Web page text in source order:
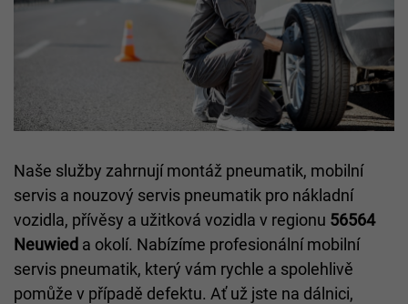
Naše služby zahrnují montáž pneumatik, mobilní
servis a nouzový servis pneumatik pro nákladní
vozidla, přívěsy a užitková vozidla v regionu 56564
Neuwied a okolí. Nabízíme profesionální mobilní
servis pneumatik, který vám rychle a spolehlivě
pomůže v případě defektu. Ať už jste na dálnici,